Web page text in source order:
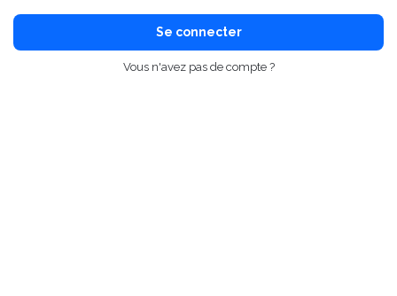
Se connecter
Vous n'avez pas de compte ?